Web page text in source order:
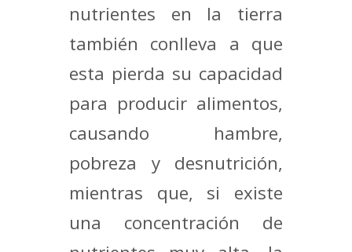
nutrientes en la tierra
también conlleva a que
esta pierda su capacidad
para producir alimentos,
causando hambre,
pobreza y desnutrición,
mientras que, si existe
una concentración de